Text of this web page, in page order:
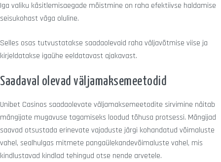
Iga valiku käsitlemisaegade mõistmine on raha efektiivse haldamise
seisukohast väga oluline.
Selles osas tutvustatakse saadaolevaid raha väljavõtmise viise ja
kirjeldatakse igaühe eeldatavast ajakavast.
Saadaval olevad väljamaksemeetodid
Unibet Casinos saadaolevate väljamaksemeetodite sirvimine näitab
mängijate mugavuse tagamiseks loodud tõhusa protsessi. Mängijad
saavad otsustada erinevate vajaduste järgi kohandatud võimaluste
vahel, sealhulgas mitmete pangaülekandevõimaluste vahel, mis
kindlustavad kindlad tehingud otse nende arvetele.